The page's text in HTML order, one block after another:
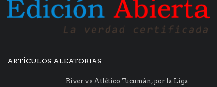
ARTÍCULOS ALEATORIAS
River vs Atlético Tucumán, por la Liga